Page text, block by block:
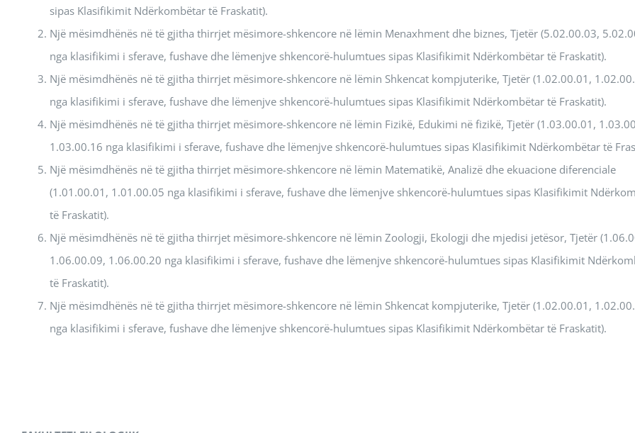
sipas Klasifikimit Ndërkombëtar të Fraskatit).
Një mësimdhënës në të gjitha thirrjet mësimore-shkencore në lëmin Menaxhment dhe biznes, Tjetër (5.02.00.03,
nga klasifikimi i sferave, fushave dhe lëmenjve shkencorë-hulumtues sipas Klasifikimit Ndërkombëtar të Fraskatit).
Një mësimdhënës në të gjitha thirrjet mësimore-shkencore në lëmin Shkencat kompjuterike, Tjetër (1.02.00.01,
nga klasifikimi i sferave, fushave dhe lëmenjve shkencorë-hulumtues sipas Klasifikimit Ndërkombëtar të Fraskatit).
Një mësimdhënës në të gjitha thirrjet mësimore-shkencore në lëmin Fizikë, Edukimi në fizikë, Tjetër (1.03.00.01,
1.03.00.16 nga klasifikimi i sferave, fushave dhe lëmenjve shkencorë-hulumtues sipas Klasifikimit Ndërkombëtar të
Një mësimdhënës në të gjitha thirrjet mësimore-shkencore në lëmin Matematikë, Analizë dhe ekuacione diferenciale
(1.01.00.01, 1.01.00.05 nga klasifikimi i sferave, fushave dhe lëmenjve shkencorë-hulumtues sipas Klasifikimit
të Fraskatit).
Një mësimdhënës në të gjitha thirrjet mësimore-shkencore në lëmin Zoologji, Ekologji dhe mjedisi jetësor, Tjetër
1.06.00.09, 1.06.00.20 nga klasifikimi i sferave, fushave dhe lëmenjve shkencorë-hulumtues sipas Klasifikimit
të Fraskatit).
Një mësimdhënës në të gjitha thirrjet mësimore-shkencore në lëmin Shkencat kompjuterike, Tjetër (1.02.00.01,
nga klasifikimi i sferave, fushave dhe lëmenjve shkencorë-hulumtues sipas Klasifikimit Ndërkombëtar të Fraskatit).